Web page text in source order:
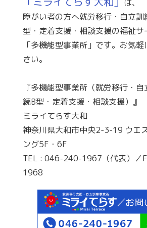
は、
障がい者の方へ就労移行・自立訓
型・定着支援・相談支援の福祉サ
「多機能型事業所」です。お気
さい。
『多機能型事業所（就労移行・
続B型・定着支援・相談支援）』
ミライてらす大和
神奈川県大和市中央2-3-19 ウエ
ング5F・6F
TEL : 046-240-1967（代表）／
1968